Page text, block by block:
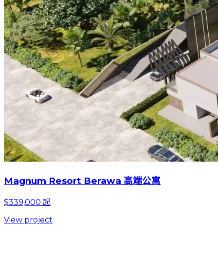
Magnum Resort Berawa 高端公寓
$339,000 起
View project